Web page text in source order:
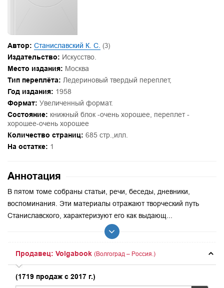
Автор: Станиславский К. С. (3)
Издательство: Искусство.
Место издания: Москва
Тип переплёта: Ледериновый твердый переплет,
Год издания: 1958
Формат: Увеличенный формат.
Состояние: книжный блок -очень хорошее, переплет -
хорошее-очень хорошее
Количество страниц: 685 стр.,илл.
На остатке: 1
Аннотация
В пятом томе собраны статьи, речи, беседы, дневники,
воспоминания. Эти материалы отражают творческий путь
Станиславского, характеризуют его как выдающ...
Продавец: Volgabook (Волгоград – Россия.)
(1719 продаж с 2017 г.)